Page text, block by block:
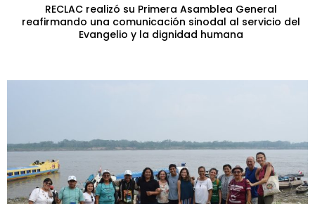
RECLAC realizó su Primera Asamblea General
reafirmando una comunicación sinodal al servicio del
Evangelio y la dignidad humana